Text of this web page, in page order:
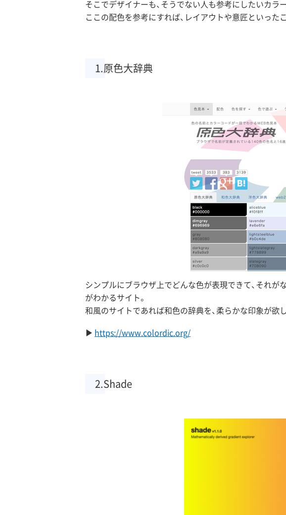
そこでデザイナーも、そうでない人も参考にしたいカラ
ここの配色を参考にすれば、レイアウトや意匠といった
1.原色大辞典
シンプルにブラウザ上でどんな色が表現できて、それ
がわかるサイト。
和風のサイトであれば和色の辞典を、柔らかな印象が欲
https://www.colordic.org/
2.Shade